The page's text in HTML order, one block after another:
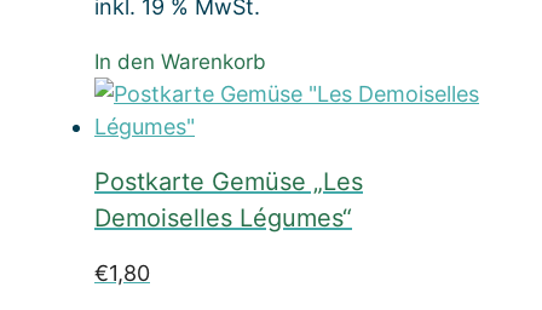
inkl. 19 % MwSt.
In den Warenkorb
Postkarte Gemüse „Les
Demoiselles Légumes“
€1,80